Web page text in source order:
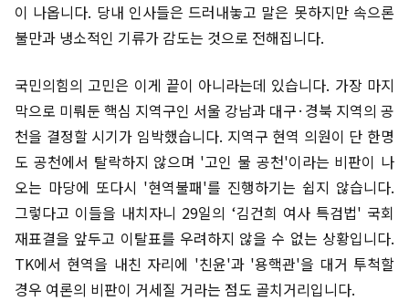
이 나옵니다. 당내 인사들은 드러내놓고 말은 못하지만 속으론
불만과 냉소적인 기류가 감도는 것으로 전해집니다.
국민의힘의 고민은 이게 끝이 아니라는데 있습니다. 가장 마지
막으로 미뤄둔 핵심 지역구인 서울 강남과 대구·경북 지역의 공
천을 결정할 시기가 임박했습니다. 지역구 현역 의원이 단 한명
도 공천에서 탈락하지 않으며 '고인 물 공천'이라는 비판이 나
오는 마당에 또다시 '현역불패'를 진행하기는 쉽지 않습니다.
그렇다고 이들을 내치자니 29일의 ‘김건희 여사 특검법' 국회
재표결을 앞두고 이탈표를 우려하지 않을 수 없는 상황입니다.
TK에서 현역을 내친 자리에 '친윤'과 '용핵관'을 대거 투척할
경우 여론의 비판이 거세질 거라는 점도 골치거리입니다.